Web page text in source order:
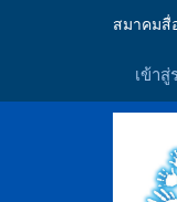
สมาคมสื่
เข้าสู่